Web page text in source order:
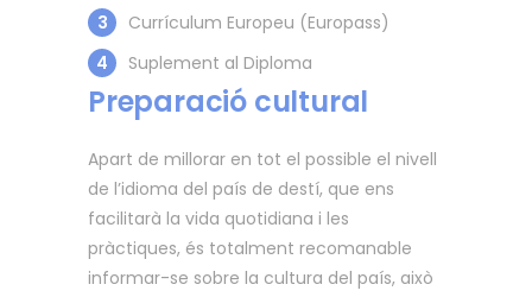
3
Currículum Europeu (Europass)
4
Suplement al Diploma
Preparació cultural
Apart de millorar en tot el possible el nivell
de l’idioma del país de destí, que ens
facilitarà la vida quotidiana i les
pràctiques, és totalment recomanable
informar-se sobre la cultura del país, això